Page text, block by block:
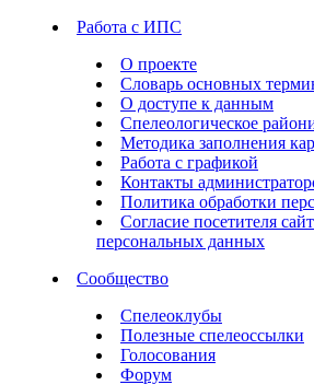
Работа с ИПС
О проекте
Словарь основных
О доступе к данным
Спелеологическое
Методика заполнения
Работа с графикой
Контакты
Политика обработки
Согласие посетителя
персональных данных
Сообщество
Спелеоклубы
Полезные спелеоссылки
Голосования
Форум